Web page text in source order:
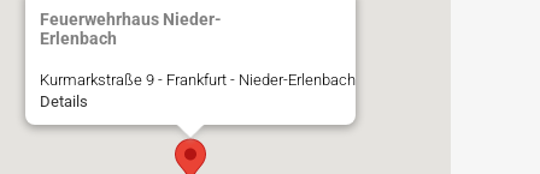
Feuerwehrhaus Nieder-
Erlenbach
Kurmarkstraße 9 - Frankfurt - Nieder-Erlenbach
Details